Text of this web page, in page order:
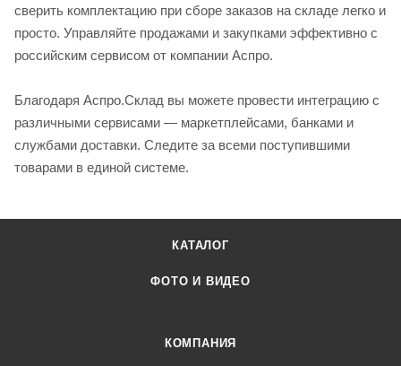
сверить комплектацию при сборе заказов на складе легко и
просто. Управляйте продажами и закупками эффективно с
российским сервисом от компании Аспро.
Благодаря Аспро.Склад вы можете провести интеграцию с
различными сервисами — маркетплейсами, банками и
службами доставки. Следите за всеми поступившими
товарами в единой системе.
КАТАЛОГ
ФОТО И ВИДЕО
КОМПАНИЯ